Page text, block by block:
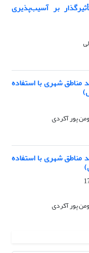
بر آسیب‌پذیری
شهری با استفاده
پور آکردی
شهری با استفاده
پور آکردی